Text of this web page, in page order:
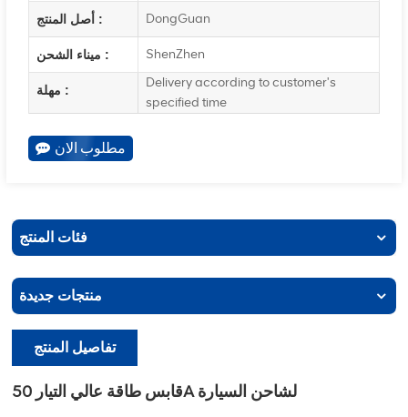
أصل المنتج : DongGuan
ميناء الشحن : ShenZhen
مهلة :
Delivery according to customer's
specified time
مطلوب الان
فئات المنتج
منتجات جديدة
تفاصيل المنتج
قابس طاقة عالي التيار 50A لشاحن السيارة